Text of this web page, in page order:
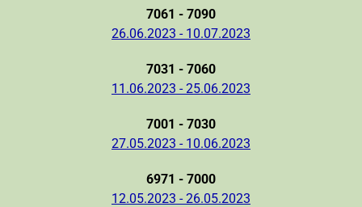
7061 - 7090
26.06.2023 - 10.07.2023
7031 - 7060
11.06.2023 - 25.06.2023
7001 - 7030
27.05.2023 - 10.06.2023
6971 - 7000
12.05.2023 - 26.05.2023